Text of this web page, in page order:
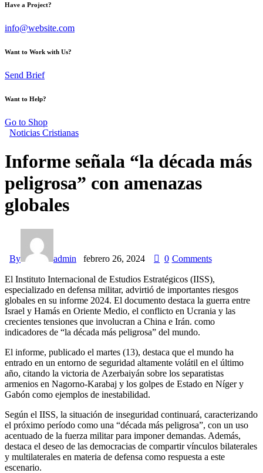
Have a Project?
info@website.com
Want to Work with Us?
Send Brief
Want to Help?
Go to Shop
Noticias Cristianas
Informe señala “la década más
peligrosa” con amenazas
globales
By admin febrero 26, 2024 0 Comments
El Instituto Internacional de Estudios Estratégicos (IISS),
especializado en defensa militar, advirtió de importantes riesgos
globales en su informe 2024. El documento destaca la guerra entre
Israel y Hamás en Oriente Medio, el conflicto en Ucrania y las
crecientes tensiones que involucran a China e Irán. como
indicadores de “la década más peligrosa” del mundo.
El informe, publicado el martes (13), destaca que el mundo ha
entrado en un entorno de seguridad altamente volátil en el último
año, citando la victoria de Azerbaiyán sobre los separatistas
armenios en Nagorno-Karabaj y los golpes de Estado en Níger y
Gabón como ejemplos de inestabilidad.
Según el IISS, la situación de inseguridad continuará, caracterizando
el próximo período como una “década más peligrosa”, con un uso
acentuado de la fuerza militar para imponer demandas. Además,
destaca el deseo de las democracias de compartir vínculos bilaterales
y multilaterales en materia de defensa como respuesta a este
escenario.